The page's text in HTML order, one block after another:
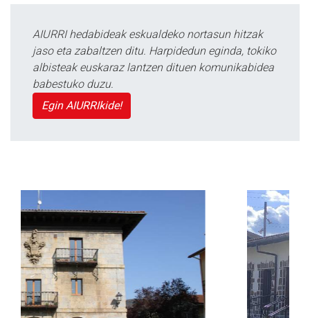
AIURRI hedabideak eskualdeko nortasun hitzak
jaso eta zabaltzen ditu. Harpidedun eginda, tokiko
albisteak euskaraz lantzen dituen komunikabidea
babestuko duzu.
Egin AIURRIkide!